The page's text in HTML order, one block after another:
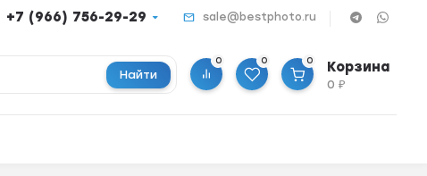
+7 (966) 756-29-29 sale@bestphoto.ru
Найти
0 0 0 Корзина
0₽